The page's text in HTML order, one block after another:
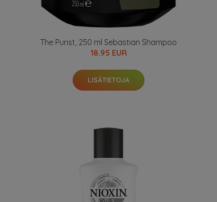
The Purist, 250 ml Sebastian Shampoo
18.95 EUR
LISÄTIETOJA